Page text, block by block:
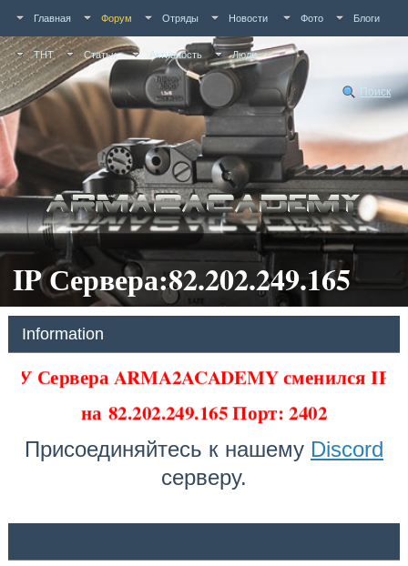
Главная Форум Отряды Новости Фото Блоги
ТНТ Статьи Активность Люди
Поиск
IP Сервера:82.202.249.165
Information
У Сервера ARMA2ACADEMY сменился IP
на82.202.249.165 Порт: 2402
Присоединяйтесь к нашему Discord
серверу.